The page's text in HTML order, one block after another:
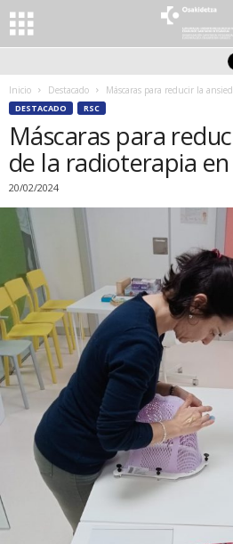
Inicio Destacado Máscaras para reducir la
DESTACADO RSC
Máscaras para
de la radioterapia
20/02/2024